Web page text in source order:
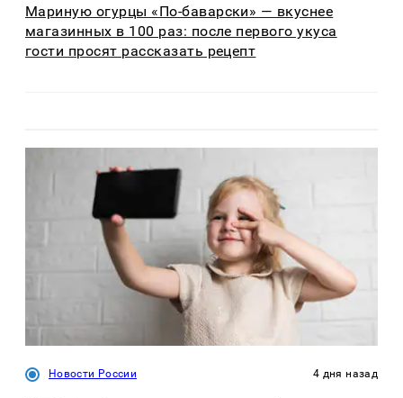
Мариную огурцы «По-баварски» — вкуснее
магазинных в 100 раз: после первого укуса
гости просят рассказать рецепт
Новости России 4 дня назад